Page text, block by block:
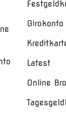
Latest
Online